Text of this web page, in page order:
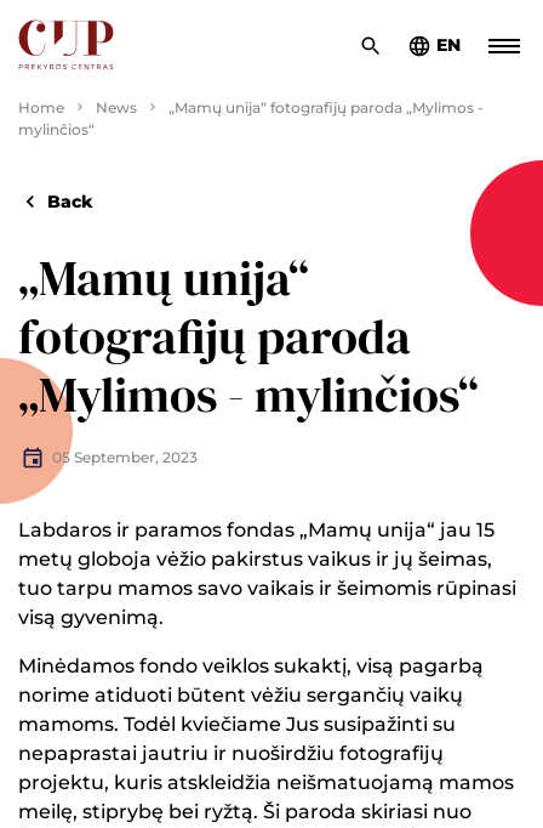
EN
Home News
„Mamų unija“ fotografijų paroda „Mylimos -
mylinčios“
Back
„Mamų unija“
fotografijų paroda
„Mylimos - mylinčios“
05 September, 2023
Labdaros ir paramos fondas „Mamų unija“ jau 15
metų globoja vėžio pakirstus vaikus ir jų šeimas,
tuo tarpu mamos savo vaikais ir šeimomis rūpinasi
visą gyvenimą.
Minėdamos fondo veiklos sukaktį, visą pagarbą
norime atiduoti būtent vėžiu sergančių vaikų
mamoms. Todėl kviečiame Jus susipažinti su
nepaprastai jautriu ir nuoširdžiu fotografijų
projektu, kuris atskleidžia neišmatuojamą mamos
meilę, stiprybę bei ryžtą. Ši paroda skiriasi nuo